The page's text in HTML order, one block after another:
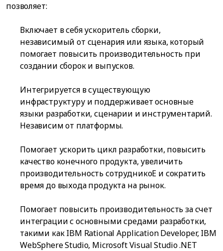
позволяет:
Включает в себя ускоритель сборки,
независимый от сценария или языка, который
помогает повысить производительность при
создании сборок и выпусков.
Интегрируется в существующую
инфраструктуру и поддерживает основные
языки разработки, сценарии и инструментарий.
Независим от платформы.
Помогает ускорить цикл разработки, повысить
качество конечного продукта, увеличить
производительность сотрудникоЕ и сократить
время до выхода продукта на рынок.
Помогает повысить производительность за счет
интеграции с основными средами разработки,
такими как IBM Rational Application Developer, IBM
WebSphere Studio, Microsoft Visual Studio .NET